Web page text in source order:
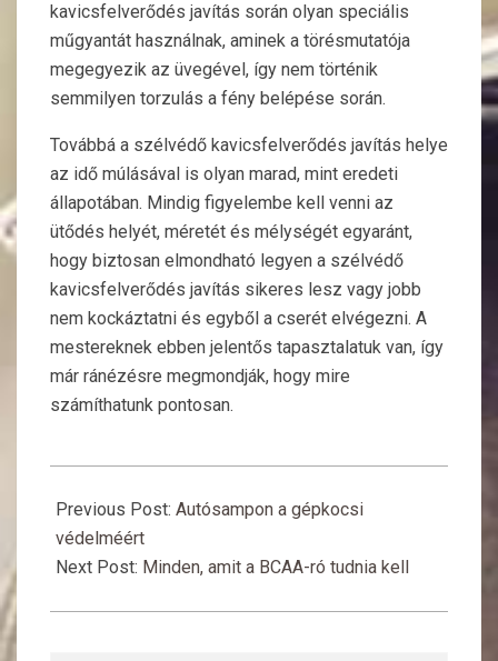
kavicsfelverődés javítás során olyan speciális
műgyantát használnak, aminek a törésmutatója
megegyezik az üvegével, így nem történik
semmilyen torzulás a fény belépése során.
Továbbá a szélvédő kavicsfelverődés javítás helye
az idő múlásával is olyan marad, mint eredeti
állapotában. Mindig figyelembe kell venni az
ütődés helyét, méretét és mélységét egyaránt,
hogy biztosan elmondható legyen a szélvédő
kavicsfelverődés javítás sikeres lesz vagy jobb
nem kockáztatni és egyből a cserét elvégezni. A
mestereknek ebben jelentős tapasztalatuk van, így
már ránézésre megmondják, hogy mire
számíthatunk pontosan.
12-
25
Previous Post: Autósampon a gépkocsi
védelméért
Next Post: Minden, amit a BCAA-ró tudnia kell